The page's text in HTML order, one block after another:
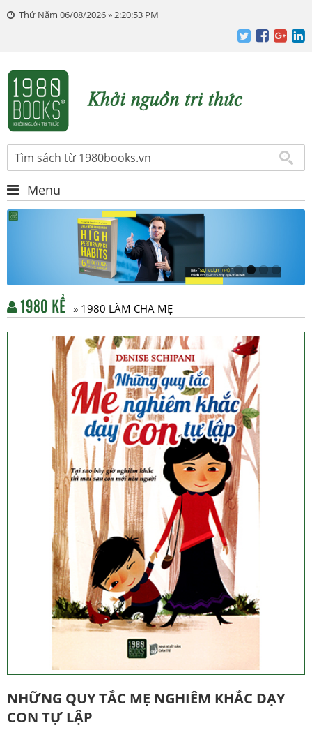
Thứ Năm 06/08/2026 » 2:20:54 PM
Menu
1980 KỂ » 1980 LÀM CHA MẸ
NHỮNG QUY TẮC MẸ NGHIÊM KHẮC DẠY
CON TỰ LẬP